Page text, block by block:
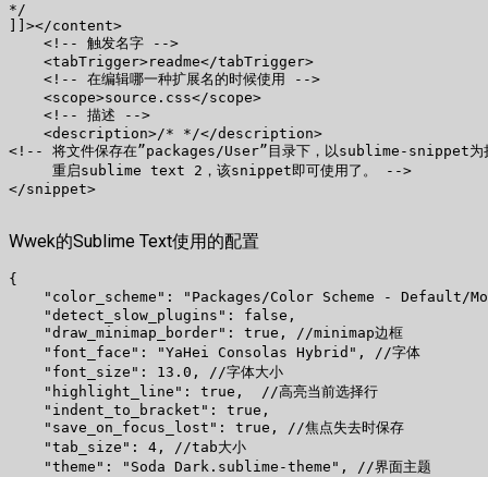
*/
]]></content>
    <!-- 触发名字 -->
    <tabTrigger>readme</tabTrigger>
    <!-- 在编辑哪一种扩展名的时候使用 -->
    <scope>source.css</scope>
    <!-- 描述 -->
    <description>/* */</description>
<!-- 将文件保存在”packages/User”目录下，以sublime-snippet为
     重启sublime text 2，该snippet即可使用了。 -->
</snippet>
Wwek的Sublime Text使用的配置
{
"color_scheme": "Packages/Color Scheme - Default/
    "detect_slow_plugins": false,
    "draw_minimap_border": true, //minimap边框
    "font_face": "YaHei Consolas Hybrid", //字体
    "font_size": 13.0, //字体大小
    "highlight_line": true,  //高亮当前选择行
    "indent_to_bracket": true,
    "save_on_focus_lost": true, //焦点失去时保存
    "tab_size": 4, //tab大小
    "theme": "Soda Dark.sublime-theme", //界面主题